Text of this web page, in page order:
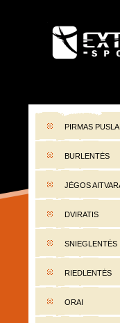
PIRMAS
BURLENTĖS
JĖGOS
DVIRATIS
SNIEGLENTĖS
RIEDLENTĖS
ORAI